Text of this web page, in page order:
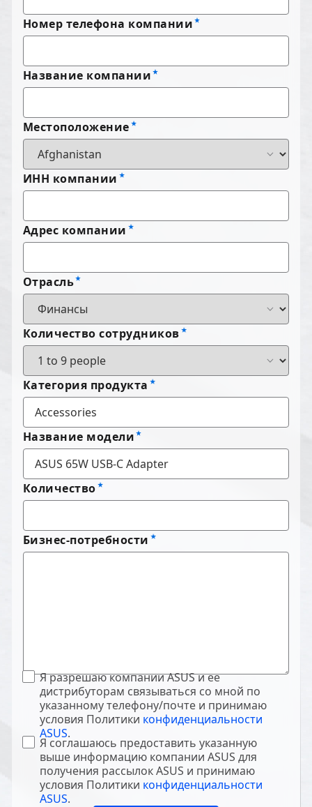
Номер телефона компании
Название компании
Местоположение
ИНН компании
Адрес компании
Отрасль
Количество сотрудников
Категория продукта
Название модели
Количество
Бизнес-потребности
Я разрешаю компании ASUS и ее
дистрибуторам связываться со мной по
указанному телефону/почте и принимаю
условия Политики конфиденциальности
ASUS.
Я соглашаюсь предоставить указанную
выше информацию компании ASUS для
получения рассылок ASUS и принимаю
условия Политики конфиденциальности
ASUS.